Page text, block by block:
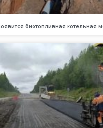
биотопливная котельная